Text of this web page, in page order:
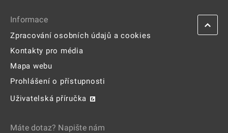
Informace
Zpracování osobních údajů a cookies
Kontakty pro média
Mapa webu
Prohlášení o přístupnosti
Uživatelská příručka
Máte dotaz? Napište nám